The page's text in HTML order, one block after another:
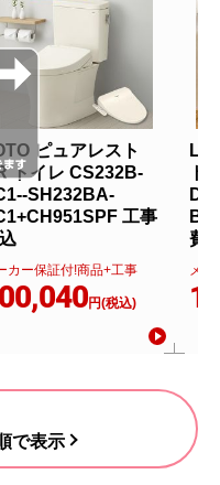
ピュアレスト
トイレ CS232B-
SH232BA-
工事
カー保証付!商品+工事
円(税込)
ト
費
メー
で表示